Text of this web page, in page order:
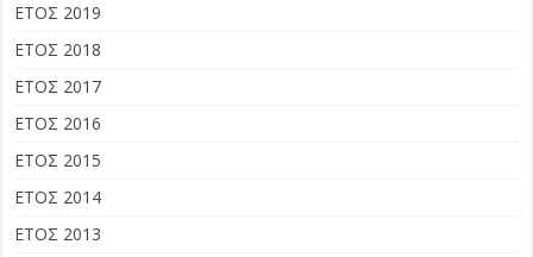
ΕΤΟΣ 2019
ΕΤΟΣ 2018
ΕΤΟΣ 2017
ΕΤΟΣ 2016
ΕΤΟΣ 2015
ΕΤΟΣ 2014
ΕΤΟΣ 2013